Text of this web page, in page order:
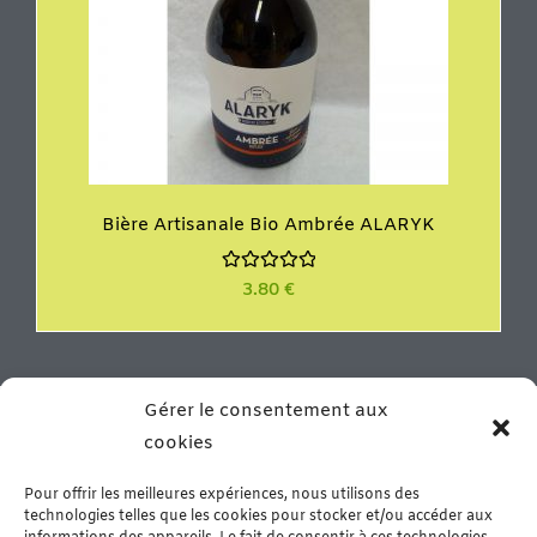
Gérer le consentement aux
cookies
Pour offrir les meilleures expériences, nous utilisons des
technologies telles que les cookies pour stocker et/ou accéder aux
Bière Artisanale Bio Ambrée ALARYK
e
5
3.80 €
Vous résidez proche de la ville de Béziers ou vous y êtes
en vacances? N’hésitez pas à venir nous rencontrer dans
notre boutique de Murviel les Béziers. Vous y trouverez
un grand choix de produits d’épicerie fine, de la
charcuterie artisanale et de la viande fraîche – Arrivage
le mercredi matin & sur commande.En savoir plus…